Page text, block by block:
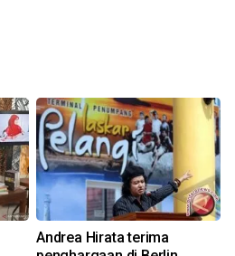
Andrea Hirata terima